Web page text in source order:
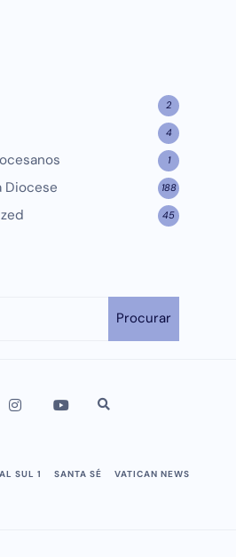
2
4
1
Diocese 188
45
Procurar
SUL 1 SANTA SÉ VATICAN NEWS